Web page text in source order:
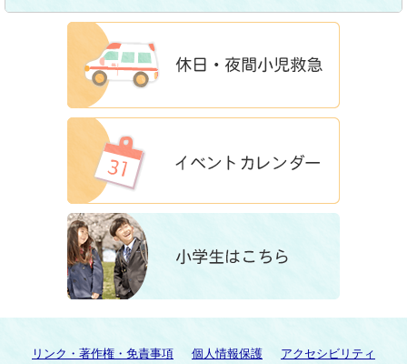
リンク・著作権・免責事項 個人情報保護
アクセシビリティ